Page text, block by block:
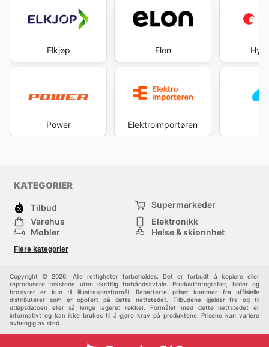
Elkjøp
Power
Elon
Elektroimportøren
KATEGORIER
Tilbud
Supermarkeder
Varehus
Elektronikk
Møbler
Helse & skjønnhet
Sport
Flere kategorier
Copyright © 2026. Alle rettigheter forbeholdes. Det er forbudt å kopiere eller
reprodusere tekstene uten skriftlig forhåndsavtale. Produktfotografier, bilder og
brosjyrer er kun til illustrasjonsformål. Rabatterte priser kommer fra offisielle
distributører som er oppført på dette nettstedet. Tilbudene gjelder fra og til
utløpsdatoen eller så lenge lageret rekker. Formålet med dette nettstedet er
informativt og kan ikke brukes til å gjøre krav på produktene. Prisene kan variere
avhengig av sted.